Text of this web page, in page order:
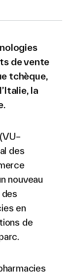
Recherche
de vente
tchèque,
la
(VU–
des
nouveau
des
en
de